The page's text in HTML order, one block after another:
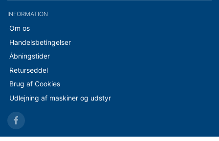
INFORMATION
Om os
Handelsbetingelser
Åbningstider
Returseddel
Brug af Cookies
Udlejning af maskiner og udstyr